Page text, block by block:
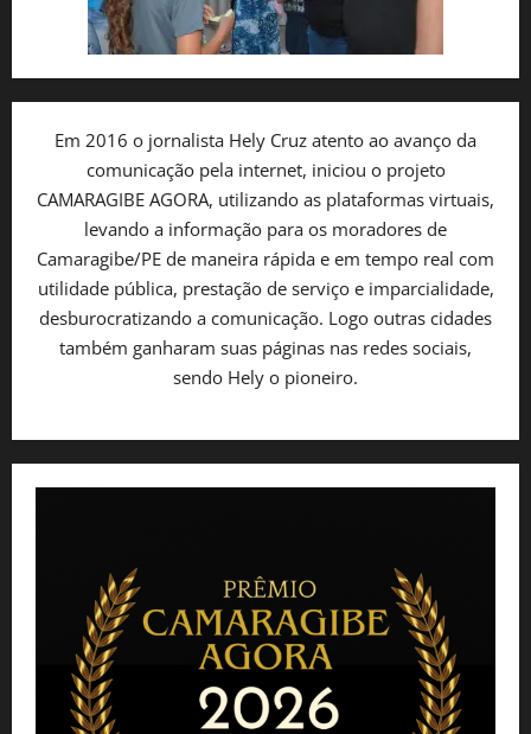
Em 2016 o jornalista Hely Cruz atento ao avanço da
comunicação pela internet, iniciou o projeto
CAMARAGIBE AGORA, utilizando as plataformas virtuais,
levando a informação para os moradores de
Camaragibe/PE de maneira rápida e em tempo real com
utilidade pública, prestação de serviço e imparcialidade,
desburocratizando a comunicação. Logo outras cidades
também ganharam suas páginas nas redes sociais,
sendo Hely o pioneiro.